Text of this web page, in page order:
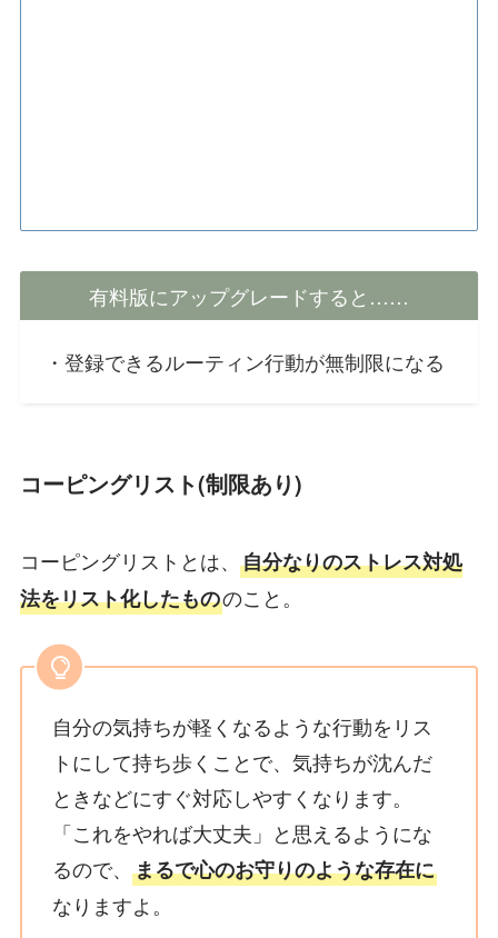
有料版にアップグレードすると……
・登録できるルーティン行動が無制限になる
コーピングリスト(制限あり)
コーピングリストとは、 自分なりのストレス対処
法をリスト化したもののこと。
自分の気持ちが軽くなるような行動をリス
トにして持ち歩くことで、気持ちが沈んだ
ときなどにすぐ対応しやすくなります。
「これをやれば大丈夫」と思えるようにな
るので、 まるで心のお守りのような存在に
なりますよ。